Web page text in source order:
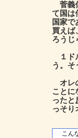
菅義
て国は
国家
買えば
ろうじ
１ド
う。そ
オレ
ことに
ったと
っそり